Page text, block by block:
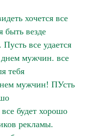
хочется все
быть везде
все удается
мужчин. все
тебя
мужчин! ПУсть
будет хорошо
рекламы.